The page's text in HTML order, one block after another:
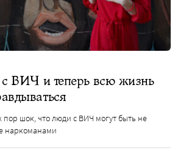
ВИЧ и теперь всю жизнь
пор шок, что люди с ВИЧ могут быть не
наркоманами